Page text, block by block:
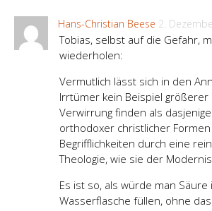
Hans-Christian Beese 2.
Tobias, selbst auf die Gefahr,
wiederholen:
Vermutlich lässt sich in den
Irrtümer kein Beispiel
Verwirrung finden als
orthodoxer christlicher
Begrifflichkeiten durch eine
Theologie, wie sie der
Es ist so, als würde man Säure
Wasserflasche füllen, ohne